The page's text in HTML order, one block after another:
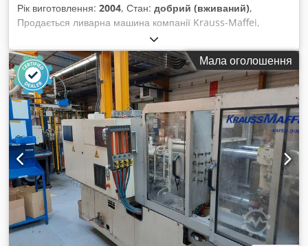
Рік виготовлення: 2004, Стан: добрий (вживаний),
Продається ливарна машина компанії Krauss-Maffei,
модель 80-220C2. Рік виготовлення: 2004 Номер машини:
61004457 Зусилля замикання: 80 тонн Оснащення: -
Циліндр D35 - 1 гідравлічний виймач - Пневматичний
голковий затвор - Пристрій для витягування оправки з
протилежного боку - 48 000 годин роботи. Огляд можливий
за попередньою домовленістю. Машина підключена до
електромережі та готова до негайного використання.
Зв’яжіться з нами, наша команда буде рада допомогти вам.
Можливий обмін або продаж з доплатою! Купівля/продаж
машин КУПІВЛЯ/ПРОДАЖ ВИРОБНИЧОГО ТА
ОБЛАДНАННЯ ДЛЯ ОБРОБКИ МЕТАЛУ ТА ІНШЕ. Вам
потрібна якісна, але недорога машина для обробки металу
для вашого виробництва? Або ви хочете її продати? Cedjiq
U Szjpfx Akveha Для отримання додаткової інформації або
можливостей зв’язку відвідайте наш веб-сайт.
Мала оголошення